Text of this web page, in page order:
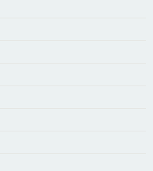
des Flohmarkts